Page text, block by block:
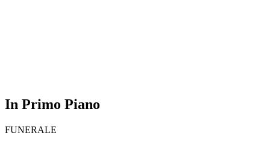
In Primo Piano
FUNERALE